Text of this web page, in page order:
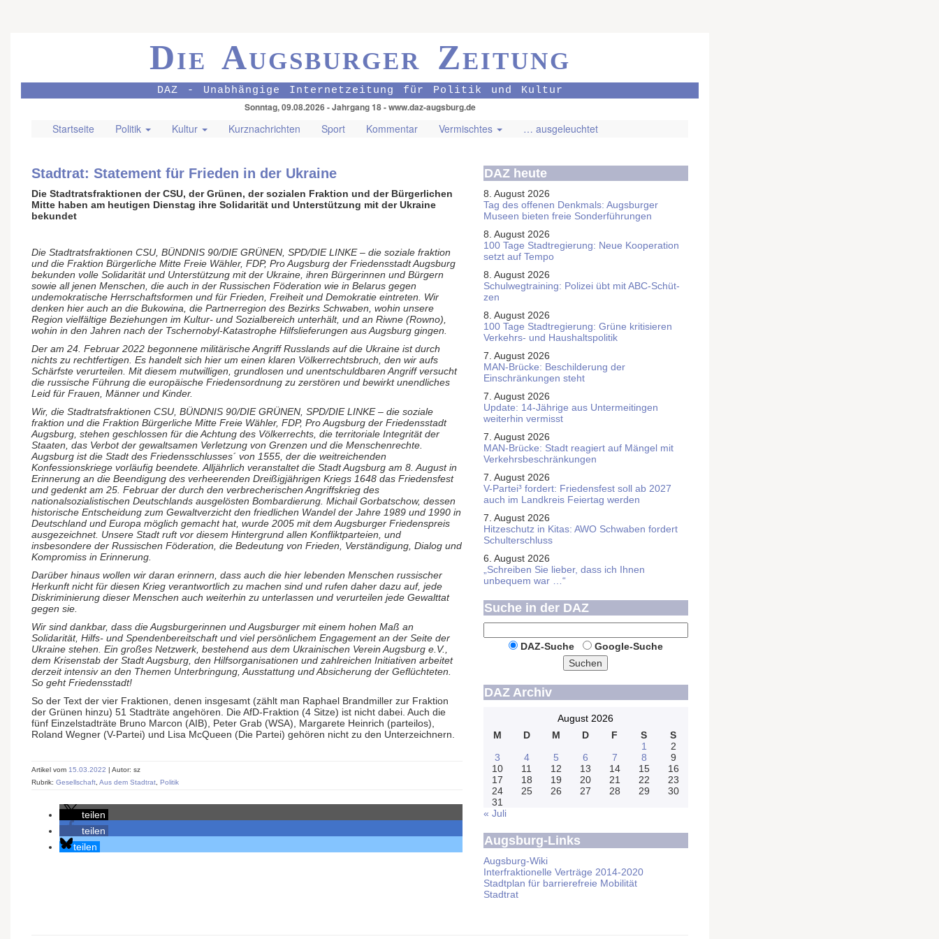
Die Augsburger Zeitung
DAZ - Unabhängige Internetzeitung für Politik und Kultur
Sonntag, 09.08.2026 - Jahrgang 18 - www.daz-augsburg.de
Startseite Politik Kultur Kurznachrichten Sport Kommentar Vermischtes … ausgeleuchtet
Stadtrat: Statement für Frieden in der Ukraine
Die Stadtratsfraktionen der CSU, der Grünen, der sozialen Fraktion und der Bürgerlichen
Mitte haben am heutigen Dienstag ihre Solidarität und Unterstützung mit der Ukraine
bekundet
Die Stadtratsfraktionen CSU, BÜNDNIS 90/DIE GRÜNEN, SPD/DIE LINKE – die soziale fraktion
und die Fraktion Bürgerliche Mitte Freie Wähler, FDP, Pro Augsburg der Friedensstadt Augsburg
bekunden volle Solidarität und Unterstützung mit der Ukraine, ihren Bürgerinnen und Bürgern
sowie all jenen Menschen, die auch in der Russischen Föderation wie in Belarus gegen
undemokratische Herrschaftsformen und für Frieden, Freiheit und Demokratie eintreten. Wir
denken hier auch an die Bukowina, die Partnerregion des Bezirks Schwaben, wohin unsere
Region vielfältige Beziehungen im Kultur- und Sozialbereich unterhält, und an Riwne (Rowno),
wohin in den Jahren nach der Tschernobyl-Katastrophe Hilfslieferungen aus Augsburg gingen.
Der am 24. Februar 2022 begonnene militärische Angriff Russlands auf die Ukraine ist durch
nichts zu rechtfertigen. Es handelt sich hier um einen klaren Völkerrechtsbruch, den wir aufs
Schärfste verurteilen. Mit diesem mutwilligen, grundlosen und unentschuldbaren Angriff versucht
die russische Führung die europäische Friedensordnung zu zerstören und bewirkt unendliches
Leid für Frauen, Männer und Kinder.
Wir, die Stadtratsfraktionen CSU, BÜNDNIS 90/DIE GRÜNEN, SPD/DIE LINKE – die soziale
fraktion und die Fraktion Bürgerliche Mitte Freie Wähler, FDP, Pro Augsburg der Friedensstadt
Augsburg, stehen geschlossen für die Achtung des Völkerrechts, die territoriale Integrität der
Staaten, das Verbot der gewaltsamen Verletzung von Grenzen und die Menschenrechte.
Augsburg ist die Stadt des Friedensschlusses´ von 1555, der die weitreichenden
Konfessionskriege vorläufig beendete. Alljährlich veranstaltet die Stadt Augsburg am 8. August in
Erinnerung an die Beendigung des verheerenden Dreißigjährigen Kriegs 1648 das Friedensfest
und gedenkt am 25. Februar der durch den verbrecherischen Angriffskrieg des
nationalsozialistischen Deutschlands ausgelösten Bombardierung. Michail Gorbatschow, dessen
historische Entscheidung zum Gewaltverzicht den friedlichen Wandel der Jahre 1989 und 1990 in
Deutschland und Europa möglich gemacht hat, wurde 2005 mit dem Augsburger Friedenspreis
ausgezeichnet. Unsere Stadt ruft vor diesem Hintergrund allen Konfliktparteien, und
insbesondere der Russischen Föderation, die Bedeutung von Frieden, Verständigung, Dialog und
Kompromiss in Erinnerung.
Darüber hinaus wollen wir daran erinnern, dass auch die hier lebenden Menschen russischer
Herkunft nicht für diesen Krieg verantwortlich zu machen sind und rufen daher dazu auf, jede
Diskriminierung dieser Menschen auch weiterhin zu unterlassen und verurteilen jede Gewalttat
gegen sie.
Wir sind dankbar, dass die Augsburgerinnen und Augsburger mit einem hohen Maß an
Solidarität, Hilfs- und Spendenbereitschaft und viel persönlichem Engagement an der Seite der
Ukraine stehen. Ein großes Netzwerk, bestehend aus dem Ukrainischen Verein Augsburg e.V.,
dem Krisenstab der Stadt Augsburg, den Hilfsorganisationen und zahlreichen Initiativen arbeitet
derzeit intensiv an den Themen Unterbringung, Ausstattung und Absicherung der Geflüchteten.
So geht Friedensstadt!
So der Text der vier Fraktionen, denen insgesamt (zählt man Raphael Brandmiller zur Fraktion
der Grünen hinzu) 51 Stadträte angehören. Die AfD-Fraktion (4 Sitze) ist nicht dabei. Auch die
fünf Einzelstadträte Bruno Marcon (AIB), Peter Grab (WSA), Margarete Heinrich (parteilos),
Roland Wegner (V-Partei) und Lisa McQueen (Die Partei) gehören nicht zu den Unterzeichnern.
Artikel vom 15.03.2022 | Autor: sz
Rubrik: Gesellschaft Aus dem Stadtrat Politik
teilen
teilen
teilen
DAZ heute
8. August 2026
Tag des offenen Denkmals: Augsburger
Museen bieten freie Sonderführungen
8. August 2026
100 Tage Stadtregierung: Neue Kooperation
setzt auf Tempo
8. August 2026
Schul­weg­trai­ning: Poli­zei übt mit ABC-Schüt­
zen
8. August 2026
100 Tage Stadtregierung: Grüne kritisieren
Verkehrs- und Haushaltspolitik
7. August 2026
MAN-Brücke: Beschilderung der
Einschränkungen steht
7. August 2026
Update: 14-Jährige aus Untermeitingen
weiterhin vermisst
7. August 2026
MAN-Brücke: Stadt reagiert auf Mängel mit
Verkehrsbeschränkungen
7. August 2026
V-Partei­³ fordert: Friedens­fest soll ab 2027
auch im Land­kreis Feier­tag werden
7. August 2026
Hitzeschutz in Kitas: AWO Schwaben fordert
Schulterschluss
6. August 2026
„Schreiben Sie lieber, dass ich Ihnen
unbequem war …“
Suche in der DAZ
DAZ-Suche
Google-Suche
Suchen
DAZ Archiv
August 2026
M
D M D F S
S
1
2
3
4 5 6 7 8
9
10
11 12 13 14 15
16
17
18 19 20 21 22
23
24
25 26 27 28 29
30
31
« Juli
Augsburg-Links
Augsburg-Wiki
Interfraktionelle Verträge 2014-2020
Stadtplan für barrierefreie Mobilität
Stadtrat